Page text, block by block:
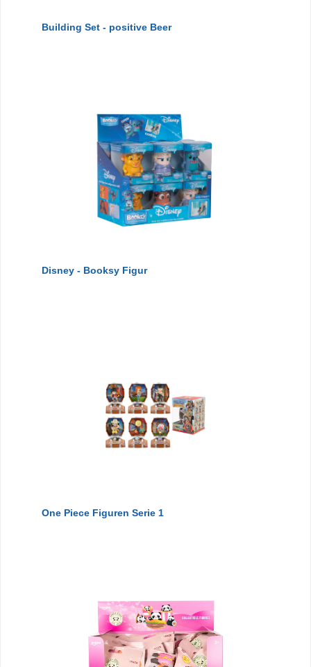
Building Set - positive Beer
Disney - Booksy Figur
One Piece Figuren Serie 1